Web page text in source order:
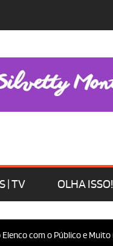
| TV OLHA ISSO!
com o Público e Muito mais!